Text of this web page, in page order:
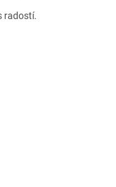
radostí.